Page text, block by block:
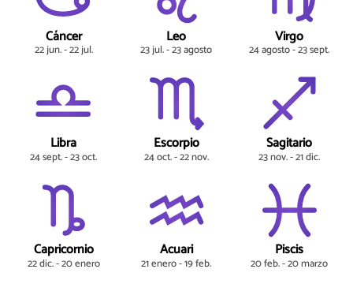
Cáncer
22 jun. - 22 jul.
Leo
23 jul. - 23 agosto
Virgo
24 agosto - 23 sept.
Libra
24 sept. - 23 oct.
Escorpio
24 oct. - 22 nov.
Sagitario
23 nov. - 21 dic.
Capricornio
22 dic. - 20 enero
Acuari
21 enero - 19 feb.
Piscis
20 feb. - 20 marzo